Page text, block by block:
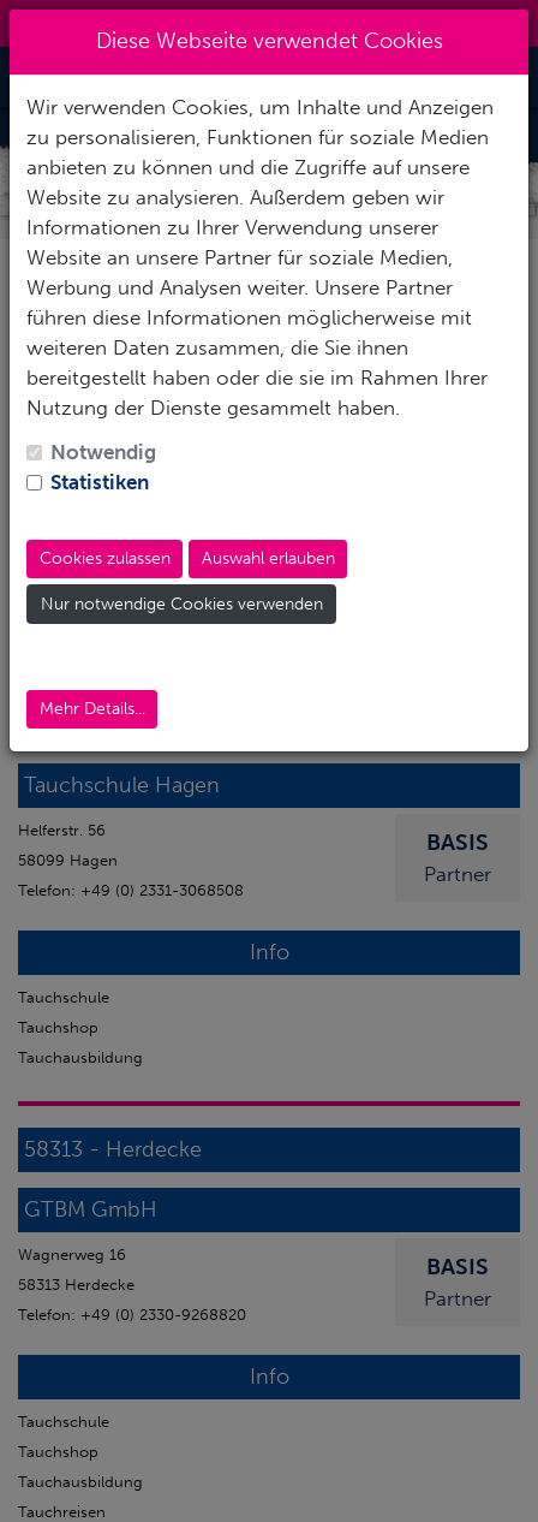
Toggle
ACTION-SPORT-TAUCHSHOPS
PLZ 5
55129 - Mainz
Tauchertreff Mainz
Bodenheimer Str. 12
Telefon: +49 (0) 6131-999927
Tauchschule
Tauchshop
58093 - Hagen
Tauchschule Hagen
BASIS
Partner
Helferstr. 56
58099 Hagen
Telefon: +49 (0) 2331-3068508
Info
Tauchschule
Tauchshop
Tauchausbildung
58313 - Herdecke
GTBM GmbH
BASIS
Partner
Wagnerweg 16
58313 Herdecke
Telefon: +49 (0) 2330-9268820
Info
Tauchschule
Tauchshop
Tauchausbildung
Tauchreisen
Diese Webseite verwendet Cookies
Wir verwenden Cookies, um Inhalte und Anzeigen
zu personalisieren, Funktionen für soziale Medien
anbieten zu können und die Zugriffe auf unsere
Website zu analysieren. Außerdem geben wir
Informationen zu Ihrer Verwendung unserer
Website an unsere Partner für soziale Medien,
Werbung und Analysen weiter. Unsere Partner
führen diese Informationen möglicherweise mit
weiteren Daten zusammen, die Sie ihnen
bereitgestellt haben oder die sie im Rahmen Ihrer
Nutzung der Dienste gesammelt haben.
Notwendig
Statistiken
Cookies zulassen Auswahl erlauben
Nur notwendige Cookies verwenden
Mehr Details...